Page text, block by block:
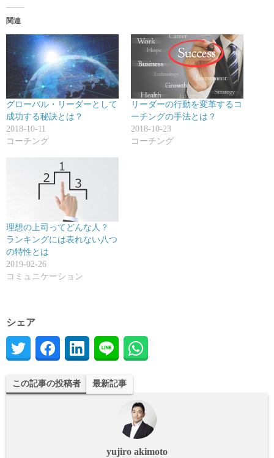
関連
グローバル・リーダーとして
成功する秘訣とは？
2018-10-11
コーチング
リーダーの行動を変革するコ
ーチングの手法とは？
2018-10-23
コーチング
理想の上司ってどんな人？
ランキングには表れない八つ
の特性とは
2019-02-26
コミュニケーション
シェア
この記事の投稿者 最新記事
yujiro akimoto